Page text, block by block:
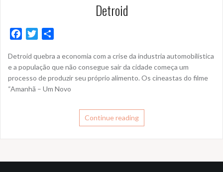
Detroid
c
e
b
o
i
t
t
a
r
e
Detroid quebra a economia com a crise da industria automobilística
e a população que não consegue sair da cidade começa um
processo de produzir seu próprio alimento. Os cineastas do filme
“Amanhã – Um Novo
Continue reading